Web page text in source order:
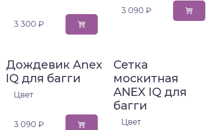
3 300 ₽
3 090 ₽
Дождевик Anex
IQ для багги
Цвет
3 090 ₽
Сетка
москитная
ANEX IQ для
багги
Цвет